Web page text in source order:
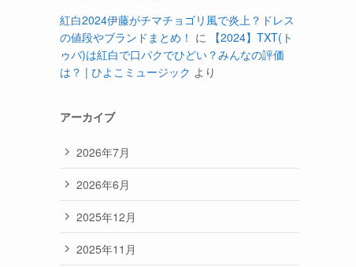
紅白2024伊藤がチマチョゴリ風で炎上？ドレス
の値段やブランドまとめ！ に
【2024】TXT(ト
ゥバ)は紅白で口パクでひどい？みんなの評価
は？ | ひよこミュージック より
アーカイブ
2026年7月
2026年6月
2025年12月
2025年11月